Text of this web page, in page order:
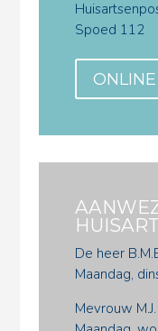
Spoed 112
De heer
Maandag,
Mevrouw